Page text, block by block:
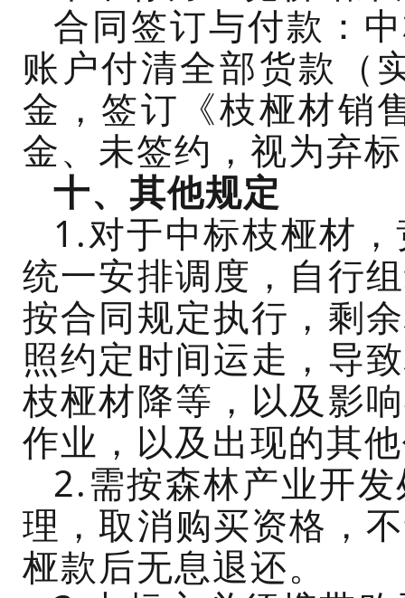
合同签订与付款：
账户付清全部货款（
金，签订《枝桠材销
金、 未签约 ，视为弃
十、其他规定
1.对于中标枝桠材
统一安排调度，自行
按合同规定执行，剩
照约定时间运走，导
枝桠材降等，以及影
作业，以及出现的其
2.需按森林产业开
理，取消购买资格，
桠款后无息退还。